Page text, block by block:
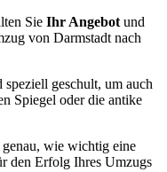
Sie Ihr Angebot und
von Darmstadt nach
speziell geschult, um auch
Spiegel oder die antike
wie wichtig eine
den Erfolg Ihres Umzugs